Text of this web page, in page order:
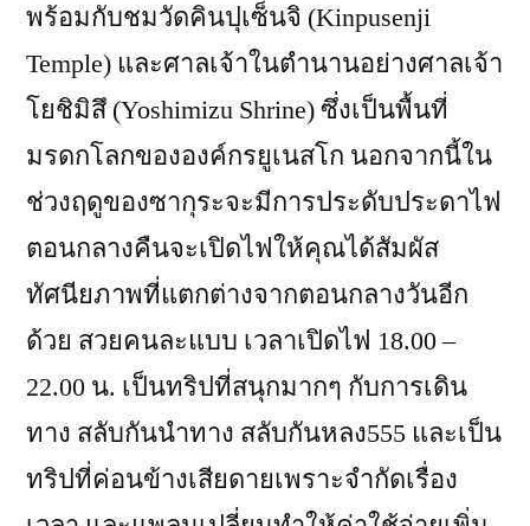
พร้อมกับชมวัดคินปุเซ็นจิ (Kinpusenji
Temple) และศาลเจ้าในตำนานอย่างศาลเจ้า
โยชิมิสึ (Yoshimizu Shrine) ซึ่งเป็นพื้นที่
มรดกโลกขององค์กรยูเนสโก นอกจากนี้ใน
ช่วงฤดูของซากุระจะมีการประดับประดาไฟ
ตอนกลางคืนจะเปิดไฟให้คุณได้สัมผัส
ทัศนียภาพที่แตกต่างจากตอนกลางวันอีก
ด้วย สวยคนละแบบ เวลาเปิดไฟ 18.00 –
22.00 น. เป็นทริปที่สนุกมากๆ กับการเดิน
ทาง สลับกันนำทาง สลับกันหลง555 และเป็น
ทริปที่ค่อนข้างเสียดายเพราะจำกัดเรื่อง